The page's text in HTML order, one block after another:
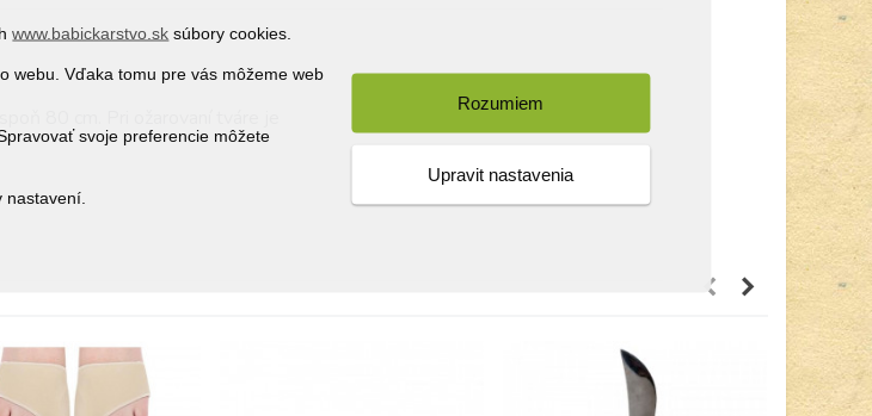
www.babickarstvo.sk súbory cookies.
webu. Vďaka tomu pre vás môžeme web
svoje preferencie môžete
nastavení.
Rozumiem
Upravit nastavenia
80 cm. Pri ožarovaní tváre je